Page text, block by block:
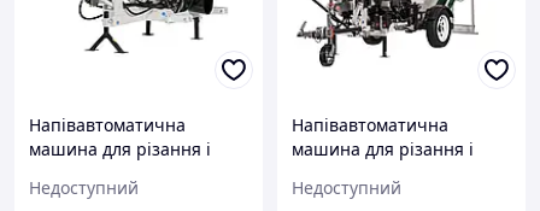
Напівавтоматична
машина для різання і
400Z
Недоступний
Напівавтоматична
машина для різання і
400EHPROS
Недоступний